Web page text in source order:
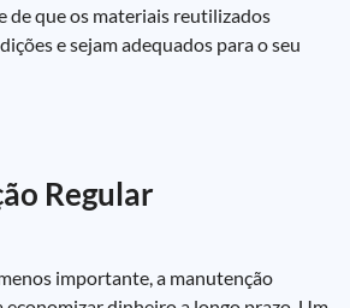
de que os materiais reutilizados
e sejam adequados para o seu
Regular
importante, a manutenção